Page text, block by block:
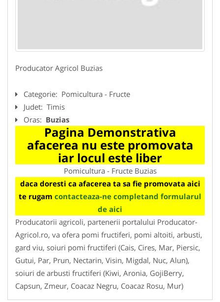
Producator Agricol Buzias
Categorie: Pomicultura - Fructe
Judet: Timis
Oras: Buzias
Pagina Demonstrativa
afacerea nu este promovata
iar locul este liber
Pomicultura - Fructe Buzias
daca doresti ca afacerea ta sa fie promovata aici
te rugam contacteaza-ne completand formularul
de aici
Producatorii agricoli, partenerii portalului Producator-
Agricol.ro, va ofera pomi fructiferi, pomi altoiti, arbusti,
gard viu, soiuri pomi fructiferi (Cais, Cires, Mar, Piersic,
Gutui, Par, Prun, Nectarin, Visin, Migdal, Nuc, Alun),
soiuri de arbusti fructiferi (Kiwi, Aronia, GojiBerry,
Capsun, Zmeur, Coacaz Negru, Coacaz Rosu, Mur)